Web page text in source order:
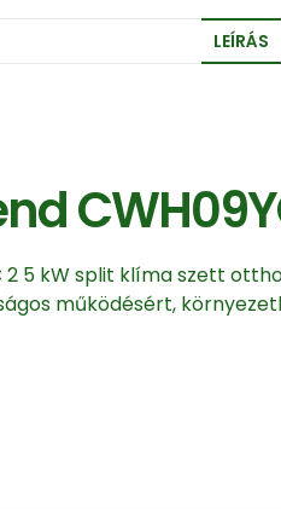
LEÍRÁS
2 5 kW split klíma szett
működésért,